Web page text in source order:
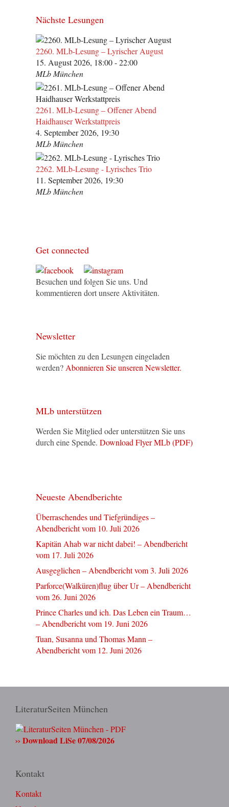
Nächste Lesungen
2260. MLb-Lesung – Lyrischer August
15. August 2026, 18:00 - 22:00
MLb München
2261. MLb-Lesung – Offener Abend
Haidhauser Werkstattpreis
4. September 2026, 19:30
MLb München
2262. MLb-Lesung - Lyrisches Trio
11. September 2026, 19:30
MLb München
Get connected
Besuchen und folgen Sie uns. Und
kommentieren dort unsere Aktivitäten.
Newsletter
Sie möchten zu den Lesungen eingeladen
werden? Abonnieren Sie unseren Newsletter.
MLb unterstützen
Werden Sie Mitglied oder unterstützen Sie uns
durch eine Spende. Download Flyer MLb (PDF)
Neueste Abendberichte
Überraschendes und Tiefgründiges –
Abendbericht vom 10. Juli 2026
Kapitän Ahab war nicht dabei! – Abendbericht
vom 17. Juli 2026
Ausgeglichen – Abendbericht vom 3. Juli 2026
Parforce(Walküren)flug über Ur – Abendbericht
vom 26. Juni 2026
Prince Charles und ich. Das Leben ein Traum…
– Abendbericht vom 19. Juni 2026
Tuan, Susanna und Thomas Mann –
Abendbericht vom 12. Juni 2026
LiteraturSeiten München
›› Download LiSe 07/08/2026
Kontakt
Kontakt